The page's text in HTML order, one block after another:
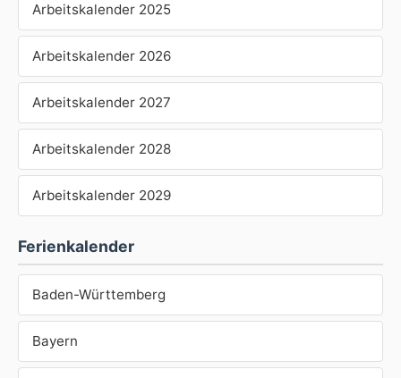
Arbeitskalender 2025
Arbeitskalender 2026
Arbeitskalender 2027
Arbeitskalender 2028
Arbeitskalender 2029
Ferienkalender
Baden-Württemberg
Bayern